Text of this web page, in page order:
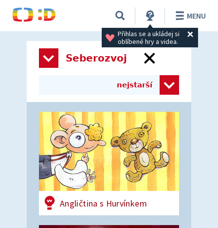
Přihlas se a ukládej si
oblíbené hry a videa.
MENU
Seberozvoj
nejstarší
Angličtina s Hurvínkem